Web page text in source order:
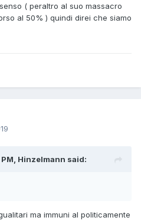
( peraltro al suo massacro
al 50% ) quindi direi che siamo
Hinzelmann said:
ma immuni al politicamente